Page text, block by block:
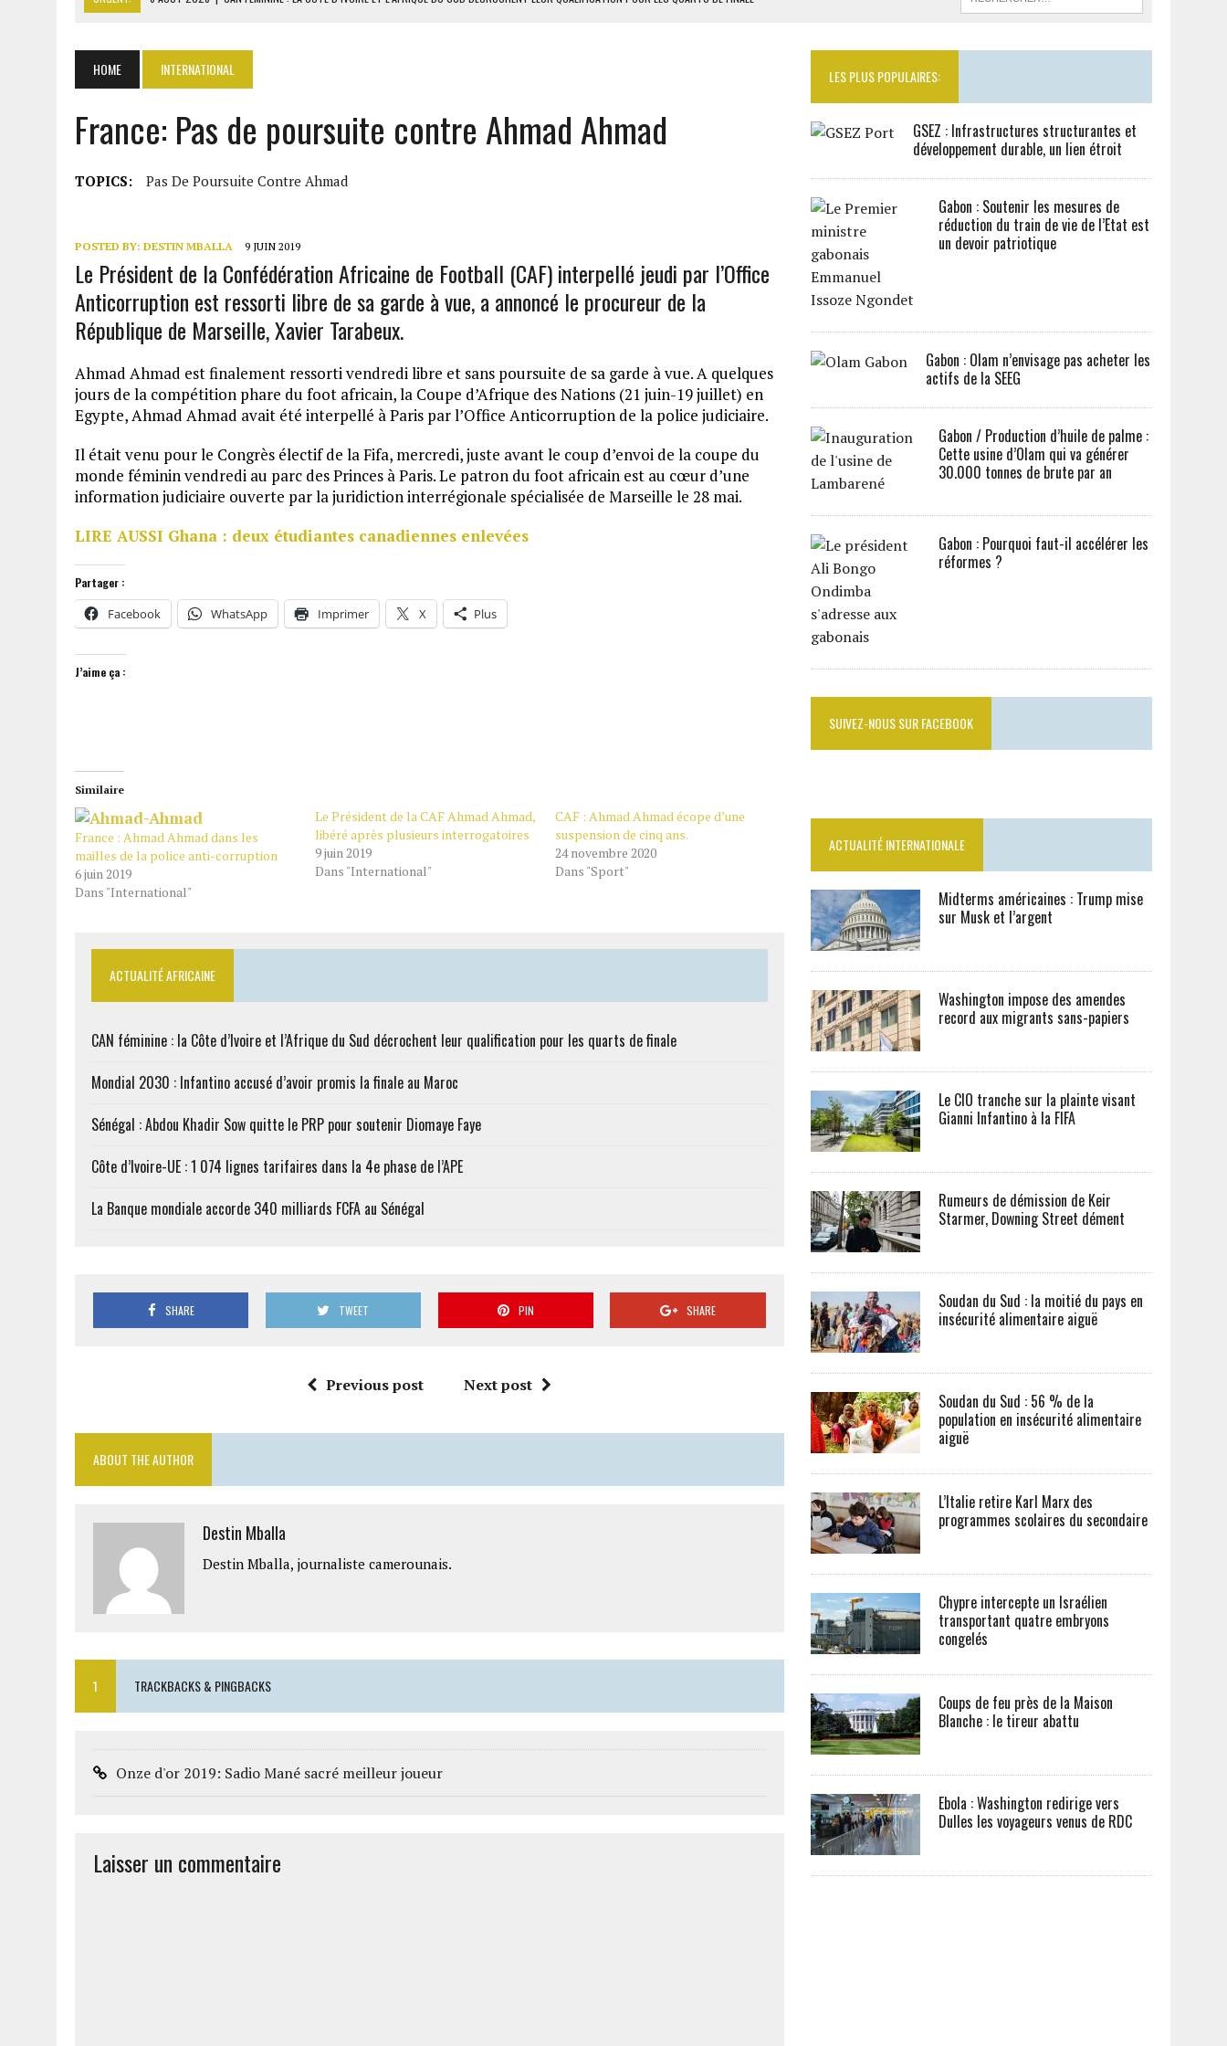
6 AOÛT 2026 | LA BANQUE MONDIALE ACCORDE 340 MILLIARDS FCFA AU SÉNÉGAL
HOME INTERNATIONAL
France: Pas de poursuite contre Ahmad Ahmad
TOPICS: Pas De Poursuite Contre Ahmad
POSTED BY: DESTIN MBALLA 9 JUIN 2019
Le Président de la Confédération Africaine de Football (CAF) interpellé jeudi par l’Office
Anticorruption est ressorti libre de sa garde à vue, a annoncé le procureur de la
République de Marseille, Xavier Tarabeux.
Ahmad Ahmad est finalement ressorti vendredi libre et sans poursuite de sa garde à vue. A quelques
jours de la compétition phare du foot africain, la Coupe d’Afrique des Nations (21 juin-19 juillet) en
Egypte, Ahmad Ahmad avait été interpellé à Paris par l’Office Anticorruption de la police judiciaire.
Il était venu pour le Congrès électif de la Fifa, mercredi, juste avant le coup d’envoi de la coupe du
monde féminin vendredi au parc des Princes à Paris. Le patron du foot africain est au cœur d’une
information judiciaire ouverte par la juridiction interrégionale spécialisée de Marseille le 28 mai.
LIRE AUSSI Ghana : deux étudiantes canadiennes enlevées
Partager :
Facebook WhatsApp Imprimer X Plus
J’aime ça :
Similaire
France : Ahmad Ahmad dans les
mailles de la police anti-corruption
6 juin 2019
Dans "International"
Le Président de la CAF Ahmad Ahmad,
libéré après plusieurs interrogatoires
9 juin 2019
Dans "International"
CAF : Ahmad Ahmad écope d’une
suspension de cinq ans.
24 novembre 2020
Dans "Sport"
ACTUALITÉ AFRICAINE
CAN féminine : la Côte d’Ivoire et l’Afrique du Sud décrochent leur qualification pour les quarts de finale
Mondial 2030 : Infantino accusé d’avoir promis la finale au Maroc
Sénégal : Abdou Khadir Sow quitte le PRP pour soutenir Diomaye Faye
Côte d’Ivoire-UE : 1 074 lignes tarifaires dans la 4e phase de l’APE
La Banque mondiale accorde 340 milliards FCFA au Sénégal
SHARE TWEET PIN SHARE
Previous post Next post
ABOUT THE AUTHOR
Destin Mballa
Destin Mballa, journaliste camerounais.
1 TRACKBACKS & PINGBACKS
Onze d'or 2019: Sadio Mané sacré meilleur joueur
Laisser un commentaire
LES PLUS POPULAIRES:
GSEZ : Infrastructures structurantes et
développement durable, un lien étroit
Gabon : Soutenir les mesures de
réduction du train de vie de l’Etat est
un devoir patriotique
Gabon : Olam n’envisage pas acheter les
actifs de la SEEG
Gabon / Production d’huile de palme :
Cette usine d’Olam qui va générer
30.000 tonnes de brute par an
Gabon : Pourquoi faut-il accélérer les
réformes ?
SUIVEZ-NOUS SUR FACEBOOK
ACTUALITÉ INTERNATIONALE
Midterms américaines : Trump mise
sur Musk et l’argent
Washington impose des amendes
record aux migrants sans-papiers
Le CIO tranche sur la plainte visant
Gianni Infantino à la FIFA
Rumeurs de démission de Keir
Starmer, Downing Street dément
Soudan du Sud : la moitié du pays en
insécurité alimentaire aiguë
Soudan du Sud : 56 % de la
population en insécurité alimentaire
aiguë
L’Italie retire Karl Marx des
programmes scolaires du secondaire
Chypre intercepte un Israélien
transportant quatre embryons
congelés
Coups de feu près de la Maison
Blanche : le tireur abattu
Ebola : Washington redirige vers
Dulles les voyageurs venus de RDC